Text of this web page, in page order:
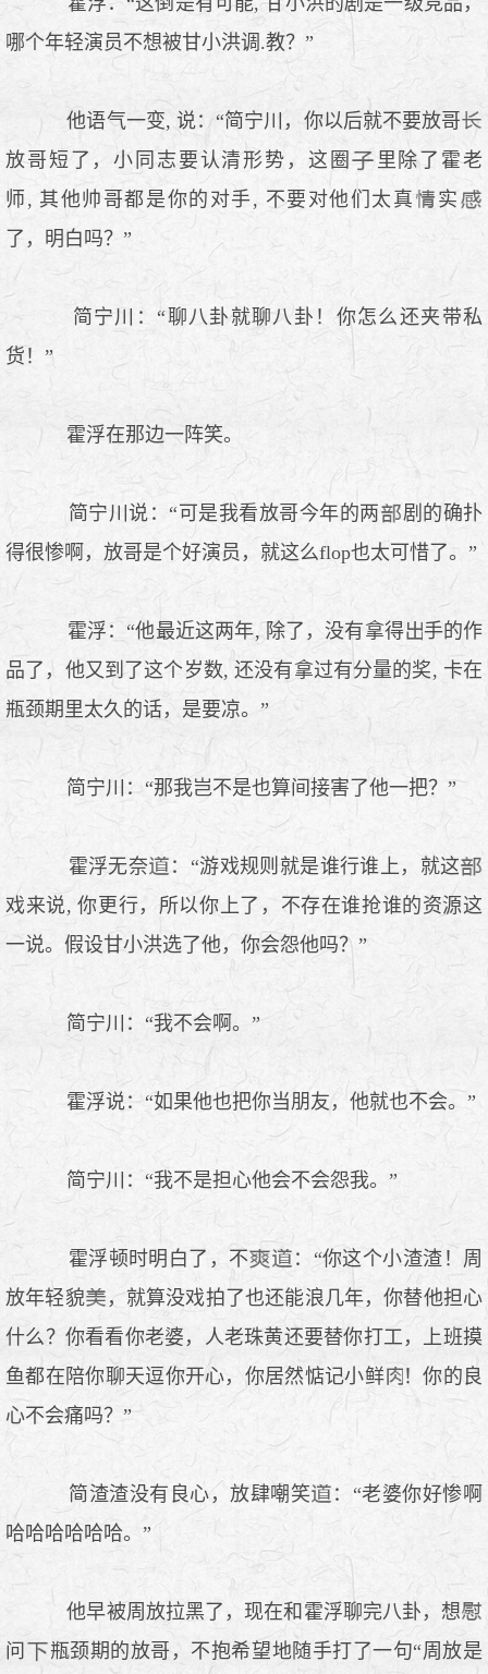
哪个年轻演员不想被甘小洪调.教？”
他语气一变, 说：“简宁川，你以后就不要放哥
放哥短了，小同志要认清形势，这圈
里除了霍老
师, 其他帅哥都是你的对手, 不要对他们太真
实
了，明白吗？”
简宁川：“聊八卦就聊八卦！你怎么还夹带私
货！”
霍浮在那边一阵笑。
简宁川说：“可是我看放哥今年的两
剧的确扑
得很惨啊，放哥是个好演员，就这么flop也太可惜了。”
霍浮：“他最近这两年, 除了，没有拿得
手的作
品了，他又到了这个岁数, 还没有拿过有分量的奖, 卡在
瓶颈期里太久的话，是要凉。”
简宁川：“那我岂不是也算间接害了他一把？”
霍浮无奈
：“游戏规则就是谁行谁上，就这
戏来说, 你更行，所以你上了，不存在谁抢谁的资源这
一说。假设甘小洪选了他，你会怨他吗？”
简宁川：“我不会啊。”
霍浮说：“如果他也把你当朋友，他就也不会。”
简宁川：“我不是担心他会不会怨我。”
霍浮顿时明白了，不
：“你这个小渣渣！周
放年轻貌
，就算没戏拍了也还能浪几年，你替他担心
什么？你看看你老婆，人老珠黄还要替你打工，上班摸
鱼都在陪你聊天逗你开心，你居然惦记小鲜
！你的良
心不会痛吗？”
简渣渣没有良心，放肆嘲笑
：“老婆你好惨啊
哈哈哈哈哈哈。”
他早被周放拉黑了，现在和霍浮聊完八卦，想
问
瓶颈期的放哥，不抱希望地随手打了一句“周放是